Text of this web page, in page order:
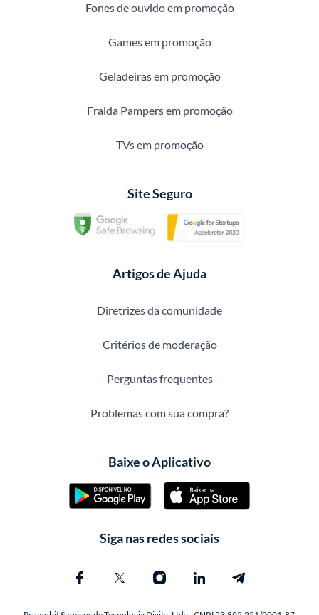
Fones de ouvido em promoção
Games em promoção
Geladeiras em promoção
Fralda Pampers em promoção
TVs em promoção
Site Seguro
Artigos de Ajuda
Diretrizes da comunidade
Critérios de moderação
Perguntas frequentes
Problemas com sua compra?
Baixe o Aplicativo
Siga nas redes sociais